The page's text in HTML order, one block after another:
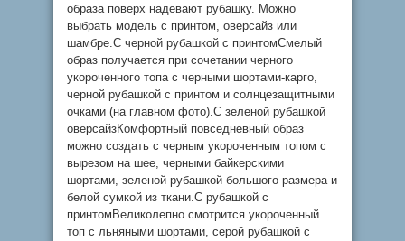
образа поверх надевают рубашку. Можно
выбрать модель с принтом, оверсайз или
шамбре.С черной рубашкой с принтомСмелый
образ получается при сочетании черного
укороченного топа с черными шортами-карго,
черной рубашкой с принтом и солнцезащитными
очками (на главном фото).С зеленой рубашкой
оверсайзКомфортный повседневный образ
можно создать с черным укороченным топом с
вырезом на шее, черными байкерскими
шортами, зеленой рубашкой большого размера и
белой сумкой из ткани.С рубашкой с
принтомВеликолепно смотрится укороченный
топ с льняными шортами, серой рубашкой с